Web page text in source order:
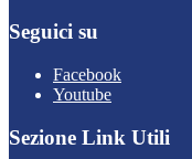
Seguici su
Facebook
Youtube
Sezione Link Utili